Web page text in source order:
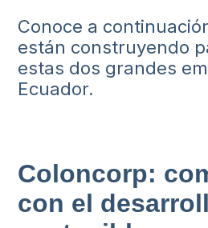
Conoce a
están construyendo
estas dos grandes
Ecuador.
Coloncorp:
con el